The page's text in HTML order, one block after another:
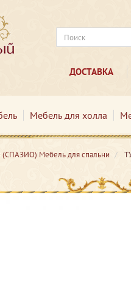
ДОСТАВКА
Мебель для холла
(СПАЗИО) Мебель для спальни